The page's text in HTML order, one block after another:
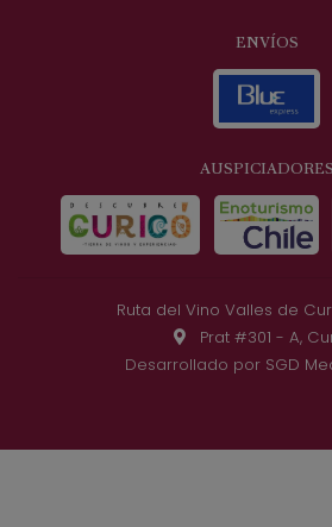
ENVÍOS
AUSPICIADORES
Ruta del Vino Valles de
Prat #301 - A,
Desarrollado por SGD